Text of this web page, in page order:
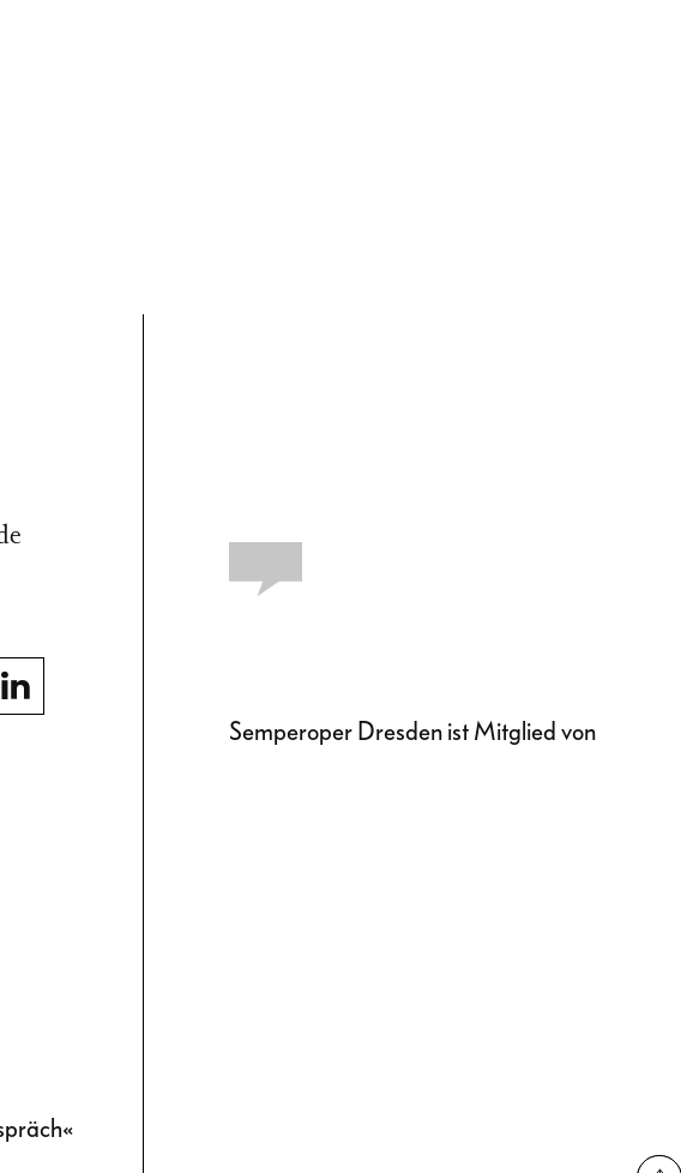
Semperoper Dresden ist Mitglied von